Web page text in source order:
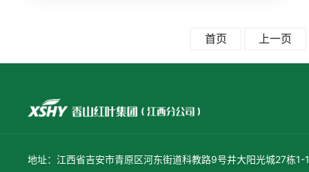
首页 上一页
地址：江西省吉安市青原区河东街道科教路9号井大阳光城27栋1-